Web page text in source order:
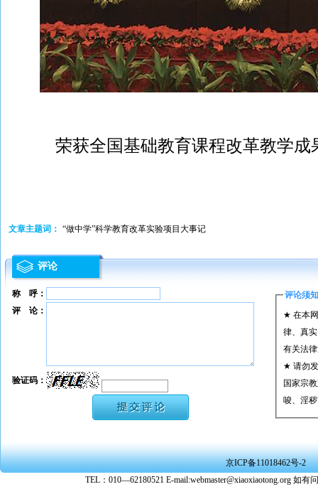
荣获全国基础教育课程改革教学成
文章主题词： “做中学”科学教育改革实验项目大事记
评论
称 呼： 评论须知
★ 在本
律、真
有关法
★ 请勿
国家宗
唆、淫
★ 承担
★ 在本
转载、
★ 参与
评 论：
验证码：
京ICP备11018462号-2
TEL：010—62180521 E-mail:webmaster@xiaoxiaotong.org 如